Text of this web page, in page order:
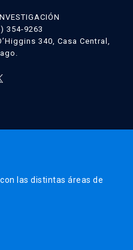
354-9263
340, Casa Central,
las distintas áreas de